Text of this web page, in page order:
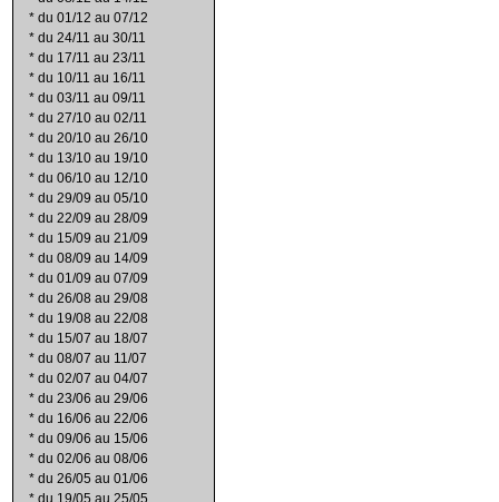
* du 01/12 au 07/12
* du 24/11 au 30/11
* du 17/11 au 23/11
* du 10/11 au 16/11
* du 03/11 au 09/11
* du 27/10 au 02/11
* du 20/10 au 26/10
* du 13/10 au 19/10
* du 06/10 au 12/10
* du 29/09 au 05/10
* du 22/09 au 28/09
* du 15/09 au 21/09
* du 08/09 au 14/09
* du 01/09 au 07/09
* du 26/08 au 29/08
* du 19/08 au 22/08
* du 15/07 au 18/07
* du 08/07 au 11/07
* du 02/07 au 04/07
* du 23/06 au 29/06
* du 16/06 au 22/06
* du 09/06 au 15/06
* du 02/06 au 08/06
* du 26/05 au 01/06
* du 19/05 au 25/05